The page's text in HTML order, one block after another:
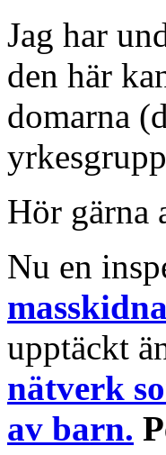
Jag har
den här
domarna
Hör
Nu en
upptäckt
nätverk
av barn.